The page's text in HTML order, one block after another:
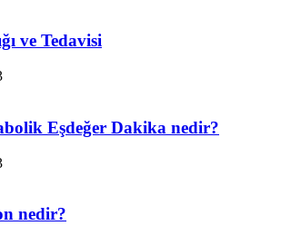
ve Tedavisi
Eşdeğer Dakika nedir?
nedir?